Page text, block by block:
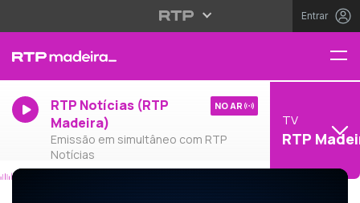
Entrar
RTP Notícias (RTP
Madeira)
Emissão em simultâneo com RTP
Notícias
NO AR
TV
RTP